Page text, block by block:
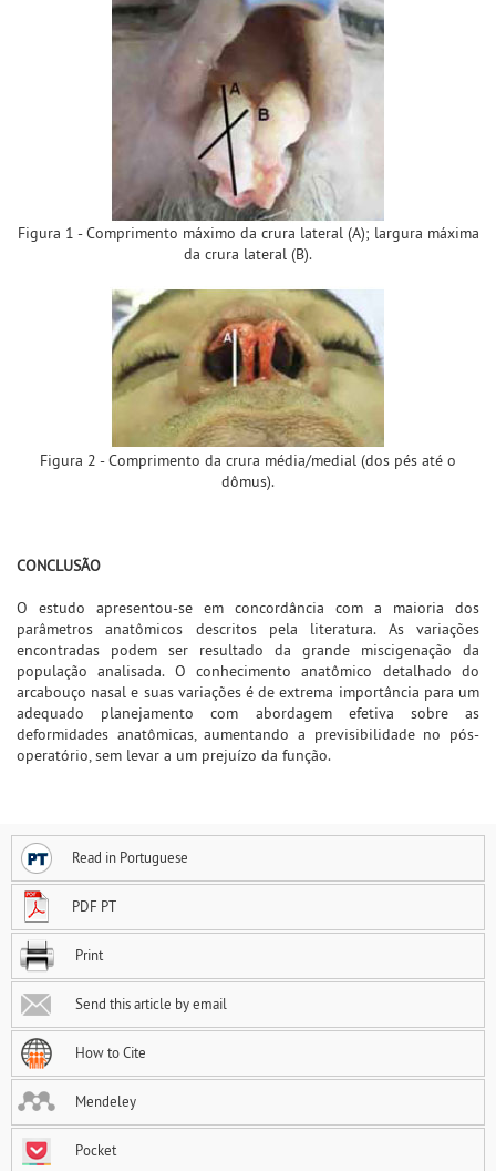
Figura 1 - Comprimento máximo da crura lateral (A); largura máxima
da crura lateral (B).
Figura 2 - Comprimento da crura média/medial (dos pés até o
dômus).
CONCLUSÃO
O estudo apresentou-se em concordância com a maioria dos
parâmetros anatômicos descritos pela literatura. As variações
encontradas podem ser resultado da grande miscigenação da
população analisada. O conhecimento anatômico detalhado do
arcabouço nasal e suas variações é de extrema importância para um
adequado planejamento com abordagem efetiva sobre as
deformidades anatômicas, aumentando a previsibilidade no pós-
operatório, sem levar a um prejuízo da função.
Read in Portuguese
PDF PT
Print
Send this article by email
How to Cite
Mendeley
Pocket